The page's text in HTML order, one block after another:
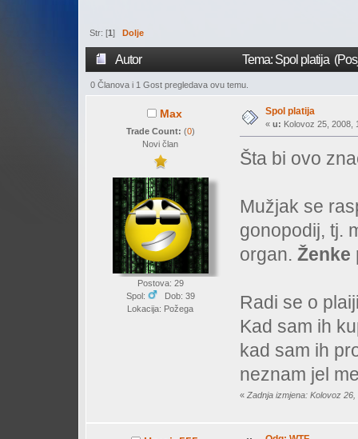
Str: [1] Dolje
Autor Tema: Spol platija
0 Članova i 1 Gost pregledava ovu temu.
Max
Trade Count: (0)
Novi član
Postova: 29
Spol:
Dob: 39
Lokacija: Požega
Spol platija
« u: Kolovoz 25, 2008,
Šta bi ovo
Mužjak se
gonopodij, tj.
organ. Ženke
Radi se o
Kad sam ih
kad sam ih
neznam jel
« Zadnja izmjena: Kolovoz